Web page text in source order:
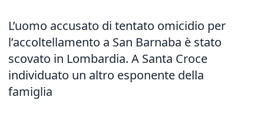
L’uomo accusato di tentato omicidio per
l’accoltellamento a San Barnaba è stato
scovato in Lombardia. A Santa Croce
individuato un altro esponente della
famiglia